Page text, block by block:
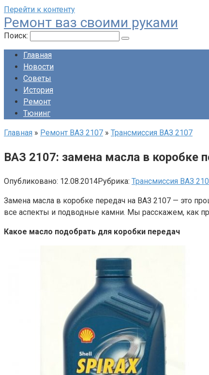
Перейти к контенту
Ремонт ваз своими руками
Поиск:
Главная
Новости
Советы
История
Ремонт
Тюнинг
Главная » Ремонт ВАЗ 2107 » Трансмиссия ВАЗ 2107
ВАЗ 2107: замена масла в коробке
Опубликовано: 12.08.2014Рубрика: Трансмиссия ВАЗ
Замена масла в коробке передач на ВАЗ 2107 — это
все аспекты и подводные камни. Мы расскажем, как
Какое масло подобрать для коробки передач